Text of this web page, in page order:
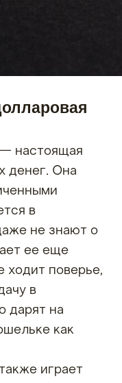
настоящая
денег. Она
в
не знают о
ее еще
ходит поверье,
в
дарят на
как
играет